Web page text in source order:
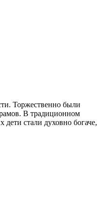
Торжественно были
В традиционном
стали духовно богаче,